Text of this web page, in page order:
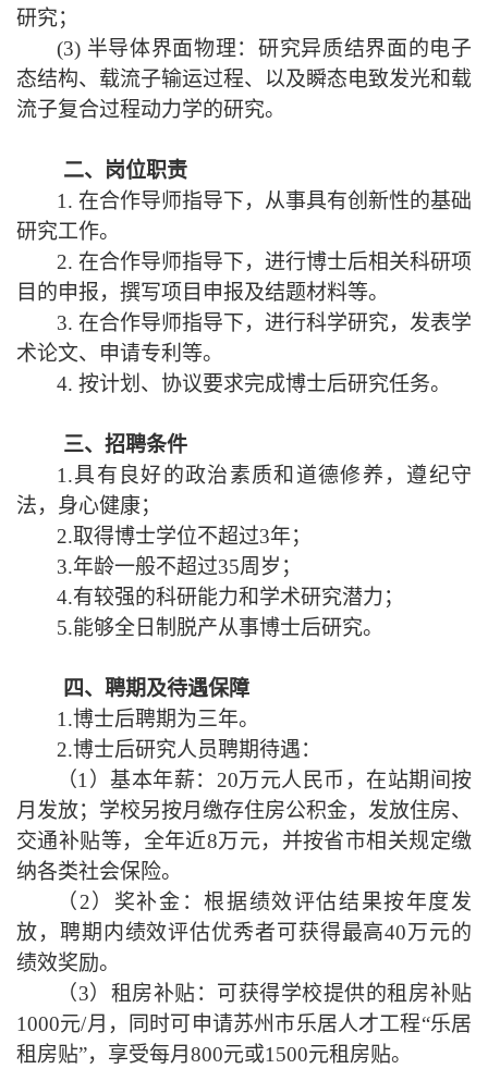
研究；
(3) 半导体界面物理：研究异质结界面的电子
态结构、载流子输运过程、以及瞬态电致发光和载
流子复合过程动力学的研究。
二、 岗位职责
1. 在合作导师指导下，从事具有创新性的基础
研究工作。
2. 在合作导师指导下，进行博士后相关科研项
目的申报，撰写项目申报及结题材料等。
3. 在合作导师指导下，进行科学研究，发表学
术论文、申请专利等。
4. 按计划、协议要求完成博士后研究任务。
三、 招聘条件
1.具有良好的政治素质和道德修养，遵纪守
法，身心健康；
2.取得博士学位不超过3年；
3.年龄一般不超过35周岁；
4.有较强的科研能力和学术研究潜力；
5.能够全日制脱产从事博士后研究。
四、 聘期及待遇保障
1.博士后聘期为三年。
2.博士后研究人员聘期待遇：
（1）基本年薪： 20万元人民币，在站期间按
月发放；学校另按月缴存住房公积金，发放住房、
交通补贴等，全年近8万元，并按省市相关规定缴
纳各类社会保险。
（2） 奖补金：根据绩效评估结果按年度发
放，聘期内绩效评估优秀者可获得最高40万元的
绩效奖励。
（3） 租房补贴：可获得学校提供的租房补贴
1000元/月，
同时可申请苏州市乐居人才工程“乐居
租房贴”， 享受每月 800元或1500元租房贴。